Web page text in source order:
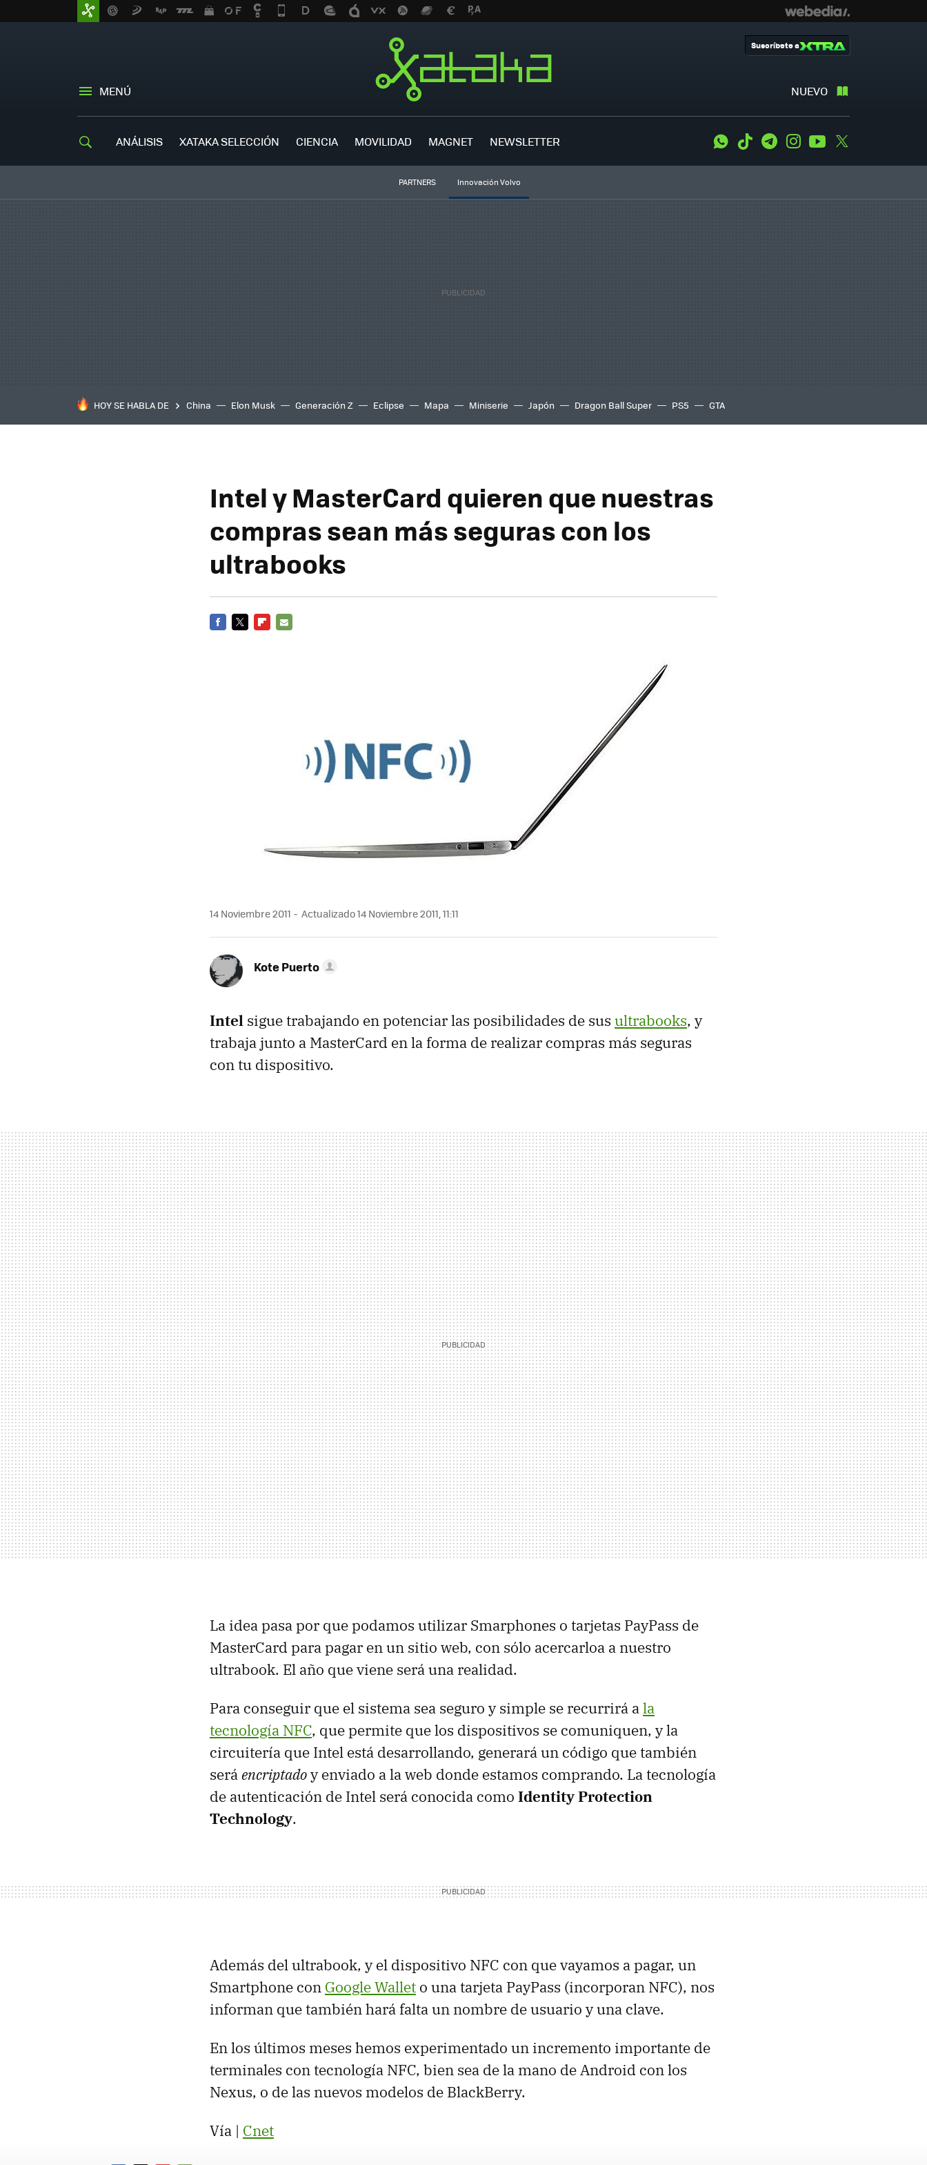
MENÚ NUEVO
Suscríbete a
ANÁLISIS XATAKA SELECCIÓN CIENCIA MOVILIDAD MAGNET NEWSLETTER WhatsApp
Tiktok TelegramInstagramYoutube
PARTNERS Innovación Volvo
HOY SE HABLA DE China Elon Musk Generación Z Eclipse Mapa Miniserie Japón Dragon Ball Super PS5 GTA
Intel y MasterCard quieren que nuestras
compras sean más seguras con los
ultrabooks
14 Noviembre 2011 Actualizado 14 Noviembre 2011, 11:11
Kote Puerto
Intel sigue trabajando en potenciar las posibilidades de sus ultrabooks, y
trabaja junto a MasterCard en la forma de realizar compras más seguras
con tu dispositivo.
La idea pasa por que podamos utilizar Smarphones o tarjetas PayPass de
MasterCard para pagar en un sitio web, con sólo acercarloa a nuestro
ultrabook. El año que viene será una realidad.
Para conseguir que el sistema sea seguro y simple se recurrirá ala
tecnología NFC, que permite que los dispositivos se comuniquen, y la
circuitería que Intel está desarrollando, generará un código que también
será encriptadoy enviado a la web donde estamos comprando. La tecnología
de autenticación de Intel será conocida como Identity Protection
Technology.
Además del ultrabook, y el dispositivo NFC con que vayamos a pagar, un
Smartphone con Google Wallet o una tarjeta PayPass (incorporan NFC), nos
informan que también hará falta un nombre de usuario y una clave.
En los últimos meses hemos experimentado un incremento importante de
terminales con tecnología NFC, bien sea de la mano de Android con los
Nexus, o de las nuevos modelos de BlackBerry.
Vía | Cnet